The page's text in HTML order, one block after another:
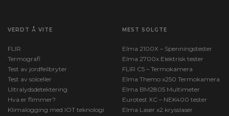
VERDT Å VITE
FLIR
Termografi
Test av jordfeilbryter
Test av solceller
Ultralydsdetektering
Hva er flimmer?
Klimalogging med IOT teknologi
MEST SOLGTE
Elma 2100X – Spenningstester
Elma 2700x Elektrisk tester
FLIR C5 – Termokamera
Elma Themo x250 Termokamera
Elma BM2805 Multimeter
Eurotest XC – NEK400 tester
Elma Laser x2 krysslaser